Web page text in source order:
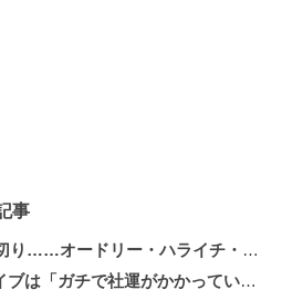
事
ドリー・ハライチ・佐久間という“期待値”
がかかっていた」ニッポン放送社長の覚悟を明かす